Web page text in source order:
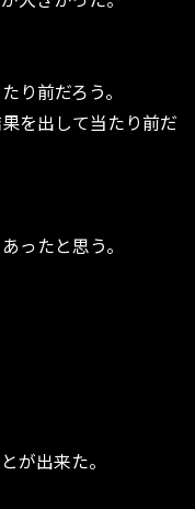
り前だろう。
を出して当たり前だ
ったと思う。
が出来た。